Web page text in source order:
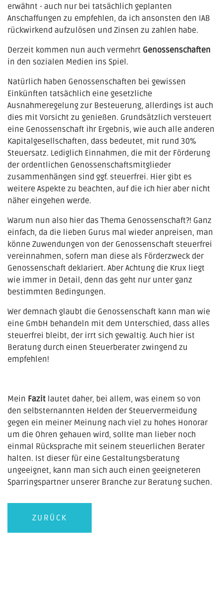
erwähnt - auch nur bei tatsächlich geplanten
Anschaffungen zu empfehlen, da ich ansonsten den IAB
rückwirkend aufzulösen und Zinsen zu zahlen habe.
Derzeit kommen nun auch vermehrt Genossenschaften
in den sozialen Medien ins Spiel.
Natürlich haben Genossenschaften bei gewissen
Einkünften tatsächlich eine gesetzliche
Ausnahmeregelung zur Besteuerung, allerdings ist auch
dies mit Vorsicht zu genießen. Grundsätzlich versteuert
eine Genossenschaft ihr Ergebnis, wie auch alle anderen
Kapitalgesellschaften, dass bedeutet, mit rund 30%
Steuersatz. Lediglich Einnahmen, die mit der Förderung
der ordentlichen Genossenschaftsmitglieder
zusammenhängen sind ggf. steuerfrei. Hier gibt es
weitere Aspekte zu beachten, auf die ich hier aber nicht
näher eingehen werde.
Warum nun also hier das Thema Genossenschaft?! Ganz
einfach, da die lieben Gurus mal wieder anpreisen, man
könne Zuwendungen von der Genossenschaft steuerfrei
vereinnahmen, sofern man diese als Förderzweck der
Genossenschaft deklariert. Aber Achtung die Krux liegt
wie immer in Detail, denn das geht nur unter ganz
bestimmten Bedingungen.
Wer demnach glaubt die Genossenschaft kann man wie
eine GmbH behandeln mit dem Unterschied, dass alles
steuerfrei bleibt, der irrt sich gewaltig. Auch hier ist
Beratung durch einen Steuerberater zwingend zu
empfehlen!
Mein Fazit lautet daher, bei allem, was einem so von
den selbsternannten Helden der Steuervermeidung
gegen ein meiner Meinung nach viel zu hohes Honorar
um die Ohren gehauen wird, sollte man lieber noch
einmal Rücksprache mit seinem steuerlichen Berater
halten. Ist dieser für eine Gestaltungsberatung
ungeeignet, kann man sich auch einen geeigneteren
Sparringspartner unserer Branche zur Beratung suchen.
ZURÜCK